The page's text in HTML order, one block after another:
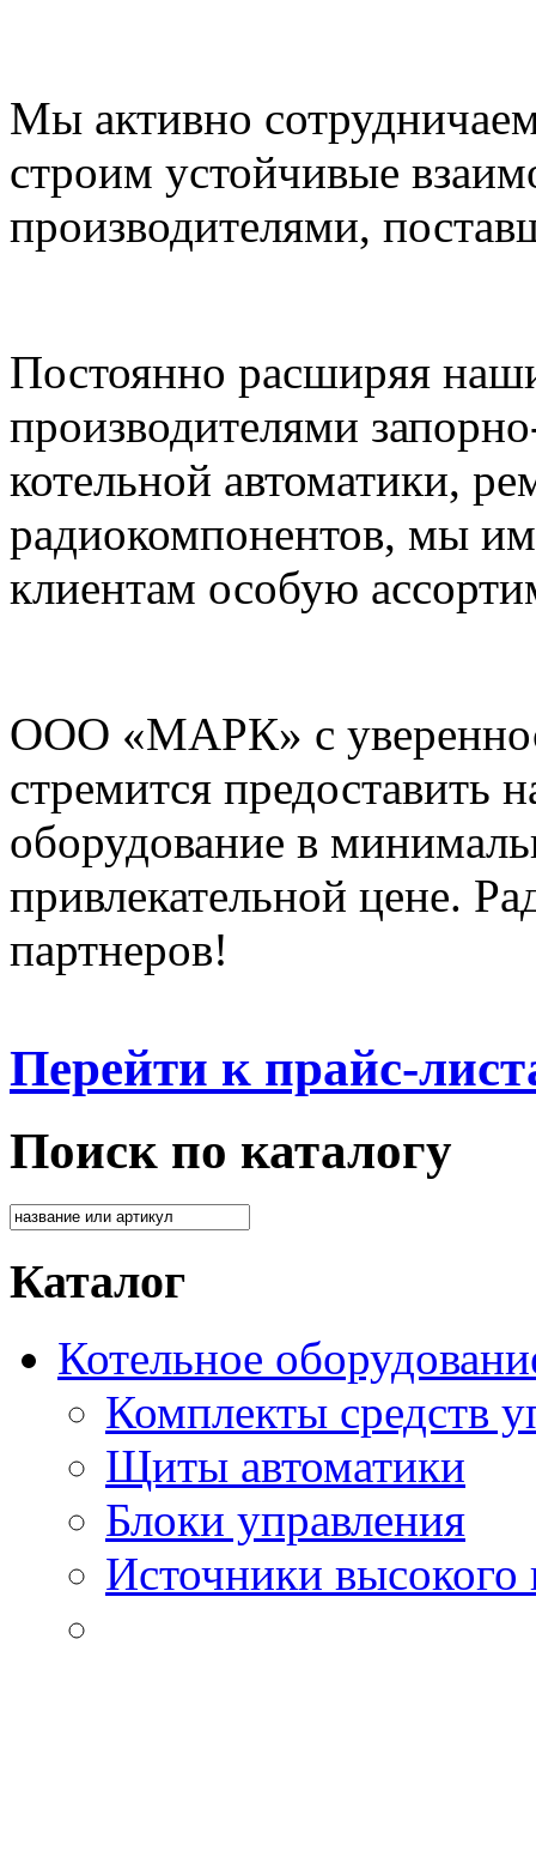
Мы активно
строим устойчивые
производителями,
Постоянно расширяя
производителями
котельной автоматики,
радиокомпонентов, мы
клиентам особую
ООО «МАРК» с
стремится предоставить
оборудование в
привлекательной цене.
партнеров!
Перейти к прайс-
Поиск по каталогу
Каталог
Котельное
Комплекты средств
Щиты автоматики
Блоки управления
Источники высокого